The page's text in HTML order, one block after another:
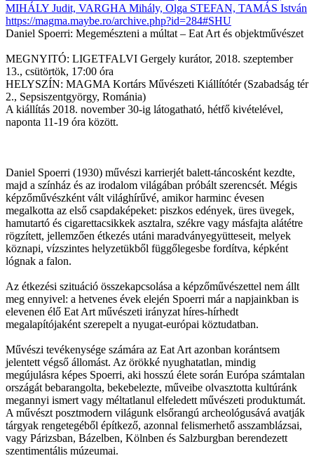
Daniel Spoerri: Megemészteni a múltat ‒ Eat Art és objektművészet
MEGNYITÓ: LIGETFALVI Gergely kurátor, 2018. szeptember
13., csütörtök, 17:00 óra
HELYSZÍN: MAGMA Kortárs Művészeti Kiállítótér (Szabadság tér
2., Sepsiszentgyörgy, Románia)
A kiállítás 2018. november 30-ig látogatható, hétfő kivételével,
naponta 11-19 óra között.
Daniel Spoerri (1930) művészi karrierjét balett-táncosként kezdte,
majd a színház és az irodalom világában próbált szerencsét. Mégis
képzőművészként vált világhírűvé, amikor harminc évesen
megalkotta az első csapdaképeket: piszkos edények, üres üvegek,
hamutartó és cigarettacsikkek asztalra, székre vagy másfajta alátétre
rögzített, jellemzően étkezés utáni maradványegyütteseit, melyek
köznapi, vízszintes helyzetükből függőlegesbe fordítva, képként
lógnak a falon.
Az étkezési szituáció összekapcsolása a képzőművészettel nem állt
meg ennyivel: a hetvenes évek elején Spoerri már a napjainkban is
elevenen élő Eat Art művészeti irányzat híres-hírhedt
megalapítójaként szerepelt a nyugat-európai köztudatban.
Művészi tevékenysége számára az Eat Art azonban korántsem
jelentett végső állomást. Az örökké nyughatatlan, mindig
megújulásra képes Spoerri, aki hosszú élete során Európa számtalan
országát bebarangolta, bekebelezte, műveibe olvasztotta kultúránk
megannyi ismert vagy méltatlanul elfeledett művészeti produktumát.
A művészt posztmodern világunk elsőrangú archeológusává avatják
tárgyak rengetegéből építkező, azonnal felismerhető asszamblázsai,
vagy Párizsban, Bázelben, Kölnben és Salzburgban berendezett
szentimentális múzeumai.